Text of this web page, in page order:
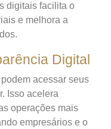
digitais facilita o
e melhora a
Digital
acessar seus
Isso acelera
operações mais
empresários e o